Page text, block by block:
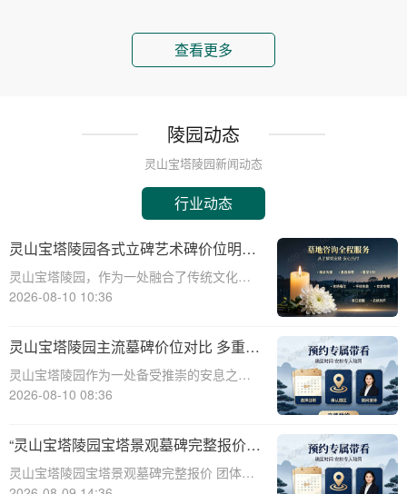
查看更多
陵园动态
灵山宝塔陵园新闻动态
行业动态
灵山宝塔陵园各式立碑艺术碑价位明细
组团选购享折上折
灵山宝塔陵园，作为一处融合了传统文化与
现代艺术的陵园，其各式立碑艺术碑价位明
绍灵山宝塔陵园各式立碑艺术碑的价格体
系，并探讨组团选购享折上折的优惠政策，
为有意选购者
2026-08-10 10:36
灵山宝塔陵园主流墓碑价位对比 多重优
惠叠加省钱攻略详解
灵山宝塔陵园作为一处备受推崇的安息之
地，其墓碑价格一直是许多家庭关注的焦
宝塔陵园主流墓碑价位，并提供多重优惠叠
加省钱攻略，帮助您在选购墓碑时做出更为
明智的决策。☎
2026-08-10 08:36
“灵山宝塔陵园宝塔景观墓碑完整报价
团体购墓享大额直降：深度解析与专属
优惠”
灵山宝塔陵园宝塔景观墓碑完整报价 团体购